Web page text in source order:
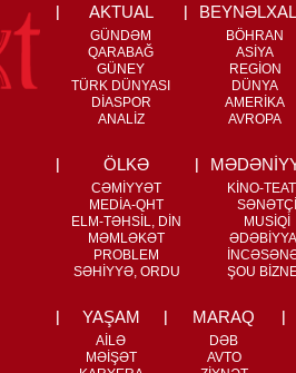
AKTUAL
GÜNDƏM
QARABAĞ
GÜNEY
TÜRK DÜNYASI
DİASPOR
ANALİZ
BÖHRAN
ASİYA
REGİON
DÜNYA
AMERİKA
AVROPA
ÖLKƏ
CƏMİYYƏT
MEDİA-QHT
ELM-TƏHSİL, DİN
MƏMLƏKƏT
PROBLEM
SƏHİYYƏ, ORDU
KİNO-
SƏNƏTÇİ
MUSİQİ
ŞOU
YAŞAM
AİLƏ
MƏİŞƏT
MARAQ
DƏB
AVTO